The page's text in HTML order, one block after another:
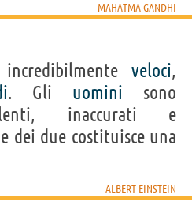
MAHATMA GANDHI
veloci,
. Gli uomini sono
lenti, inaccurati e
dei due costituisce una
ALBERT EINSTEIN